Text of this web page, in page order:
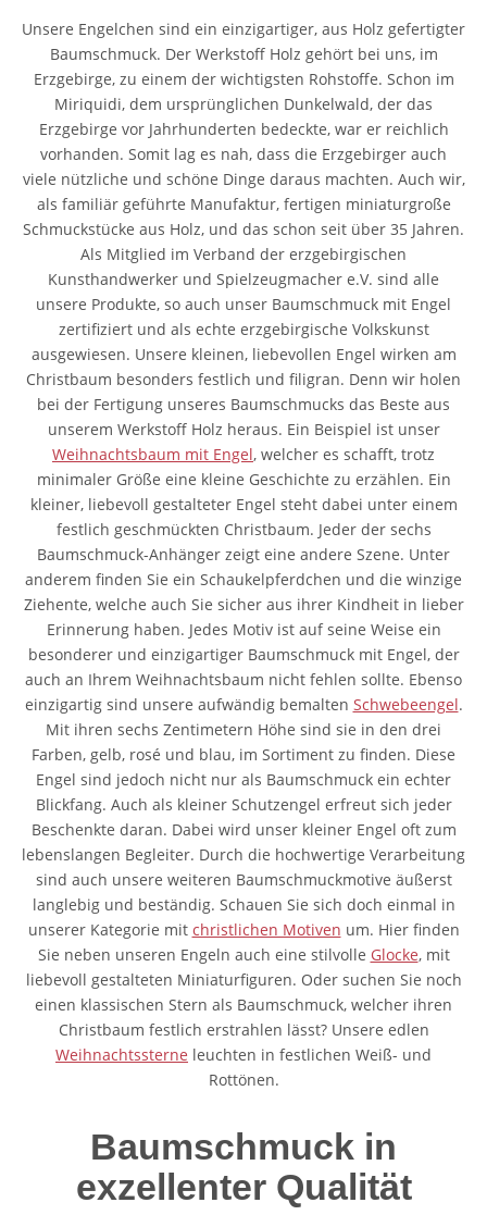
Unsere Engelchen sind ein einzigartiger, aus Holz gefertigter
Baumschmuck. Der Werkstoff Holz gehört bei uns, im
Erzgebirge, zu einem der wichtigsten Rohstoffe. Schon im
Miriquidi, dem ursprünglichen Dunkelwald, der das
Erzgebirge vor Jahrhunderten bedeckte, war er reichlich
vorhanden. Somit lag es nah, dass die Erzgebirger auch
viele nützliche und schöne Dinge daraus machten. Auch wir,
als familiär geführte Manufaktur, fertigen miniaturgroße
Schmuckstücke aus Holz, und das schon seit über 35 Jahren.
Als Mitglied im Verband der erzgebirgischen
Kunsthandwerker und Spielzeugmacher e.V. sind alle
unsere Produkte, so auch unser Baumschmuck mit Engel
zertifiziert und als echte erzgebirgische Volkskunst
ausgewiesen. Unsere kleinen, liebevollen Engel wirken am
Christbaum besonders festlich und filigran. Denn wir holen
bei der Fertigung unseres Baumschmucks das Beste aus
unserem Werkstoff Holz heraus. Ein Beispiel ist unser
Weihnachtsbaum mit Engel, welcher es schafft, trotz
minimaler Größe eine kleine Geschichte zu erzählen. Ein
kleiner, liebevoll gestalteter Engel steht dabei unter einem
festlich geschmückten Christbaum. Jeder der sechs
Baumschmuck-Anhänger zeigt eine andere Szene. Unter
anderem finden Sie ein Schaukelpferdchen und die winzige
Ziehente, welche auch Sie sicher aus ihrer Kindheit in lieber
Erinnerung haben. Jedes Motiv ist auf seine Weise ein
besonderer und einzigartiger Baumschmuck mit Engel, der
auch an Ihrem Weihnachtsbaum nicht fehlen sollte. Ebenso
einzigartig sind unsere aufwändig bemalten Schwebeengel.
Mit ihren sechs Zentimetern Höhe sind sie in den drei
Farben, gelb, rosé und blau, im Sortiment zu finden. Diese
Engel sind jedoch nicht nur als Baumschmuck ein echter
Blickfang. Auch als kleiner Schutzengel erfreut sich jeder
Beschenkte daran. Dabei wird unser kleiner Engel oft zum
lebenslangen Begleiter. Durch die hochwertige Verarbeitung
sind auch unsere weiteren Baumschmuckmotive äußerst
langlebig und beständig. Schauen Sie sich doch einmal in
unserer Kategorie mit christlichen Motiven um. Hier finden
Sie neben unseren Engeln auch eine stilvolle Glocke, mit
liebevoll gestalteten Miniaturfiguren. Oder suchen Sie noch
einen klassischen Stern als Baumschmuck, welcher ihren
Christbaum festlich erstrahlen lässt? Unsere edlen
Weihnachtssterne leuchten in festlichen Weiß- und
Rottönen.
Baumschmuck in
exzellenter Qualität